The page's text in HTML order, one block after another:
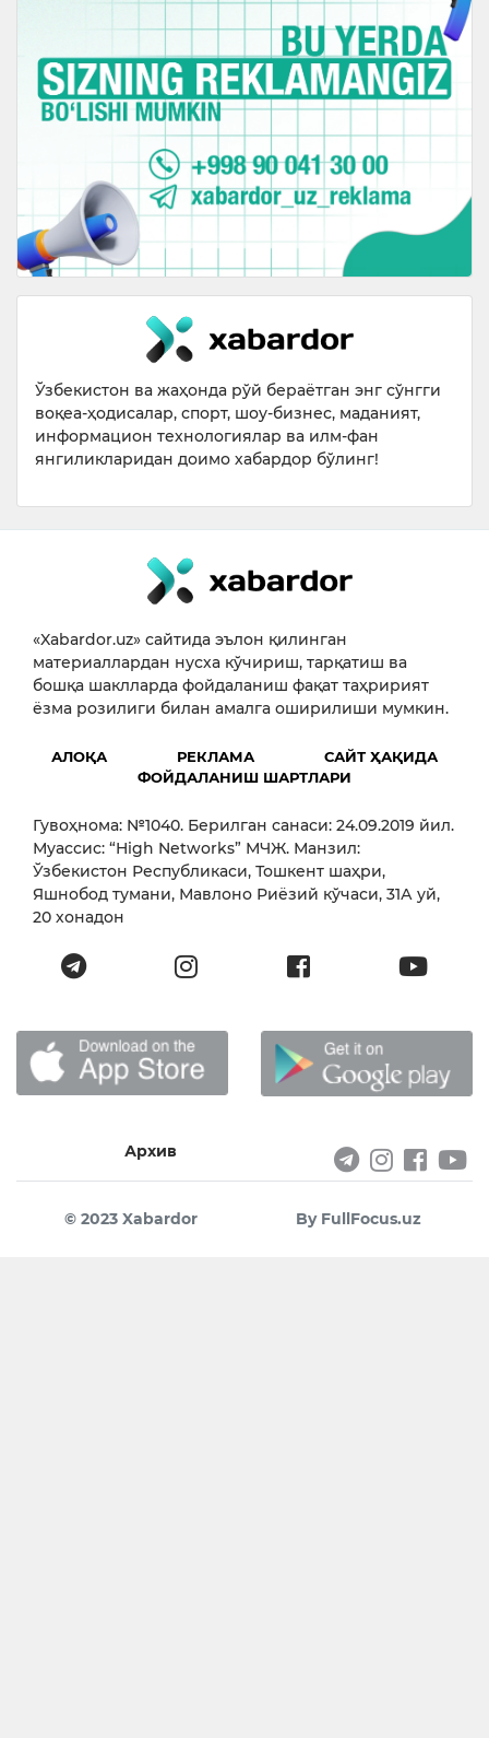
Ўзбекистон ва жаҳонда рўй бераётган энг сўнгги
воқеа-ҳодисалар, спорт, шоу-бизнес, маданият,
информацион технологиялар ва илм-фан
янгиликларидан доимо хабардор бўлинг!
«Xabardor.uz» сайтида эълон қилинган
материаллардан нусха кўчириш, тарқатиш ва
бошқа шаклларда фойдаланиш фақат таҳририят
ёзма розилиги билан амалга оширилиши мумкин.
АЛОҚА РЕКЛАМА
САЙТ ҲАҚИДА
ФОЙДАЛАНИШ ШАРТЛАРИ
Гувоҳнома: №1040. Берилган санаси: 24.09.2019 йил.
Муассис: “High Networks” МЧЖ. Манзил:
Ўзбекистон Республикаси, Тошкент шаҳри,
Яшнобод тумани, Мавлоно Риёзий кўчаси, 31А уй,
20 хонадон
Архив
© 2023 Xabardor By FullFocus.uz